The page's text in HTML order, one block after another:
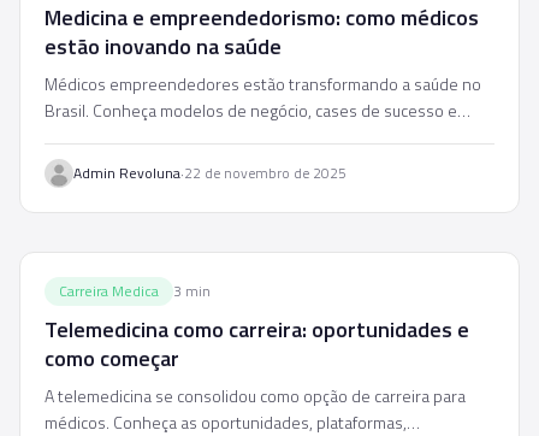
Medicina e empreendedorismo: como médicos
estão inovando na saúde
Médicos empreendedores estão transformando a saúde no
Brasil. Conheça modelos de negócio, cases de sucesso e
Admin Revoluna·22 de novembro de 2025
Carreira Medica 3 min
Telemedicina como carreira: oportunidades e
como começar
A telemedicina se consolidou como opção de carreira para
médicos. Conheça as oportunidades, plataformas,